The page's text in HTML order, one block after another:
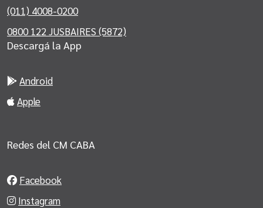
(011) 4008-0200
0800 122 JUSBAIRES (5872)
Descargá la App
Android
Apple
Redes del CM CABA
Facebook
Instagram